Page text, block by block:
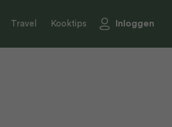
Travel Kooktips Inloggen